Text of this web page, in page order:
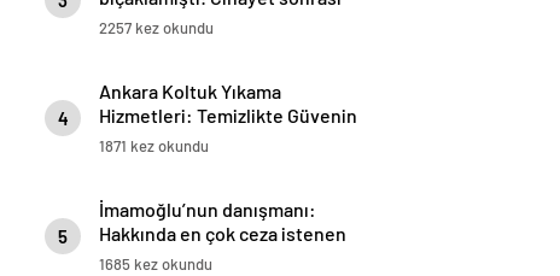
mesajlar ortaya çıktı:
2257 kez okundu
4
Ankara Koltuk Yıkama
Hizmetleri: Temizlikte Güvenin
Adresi
1871 kez okundu
5
İmamoğlu’nun danışmanı:
Hakkında en çok ceza istenen
belediye başkanı İmamoğlu
1685 kez okundu